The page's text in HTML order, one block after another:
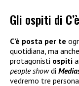
Gli ospiti di
C’è posta per te
quotidiana, ma
protagonisti ospiti
people showdi
vedremo tre